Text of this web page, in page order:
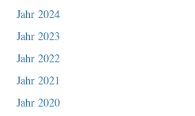
Jahr 2024
Jahr 2023
Jahr 2022
Jahr 2021
Jahr 2020